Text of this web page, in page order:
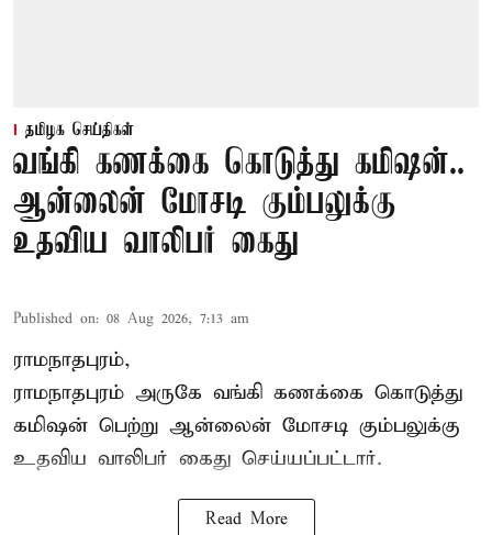
தமிழக செய்திகள்
வங்கி கணக்கை கொடுத்து கமிஷன்..
ஆன்லைன் மோசடி கும்பலுக்கு
உதவிய வாலிபர் கைது
Published on: 08 Aug 2026, 7:13 am
ராமநாதபுரம்,
ராமநாதபுரம் அருகே வங்கி கணக்கை கொடுத்து
கமிஷன் பெற்று ஆன்லைன் மோசடி கும்பலுக்கு
உதவிய வாலிபர் கைது செய்யப்பட்டார்.
Read More